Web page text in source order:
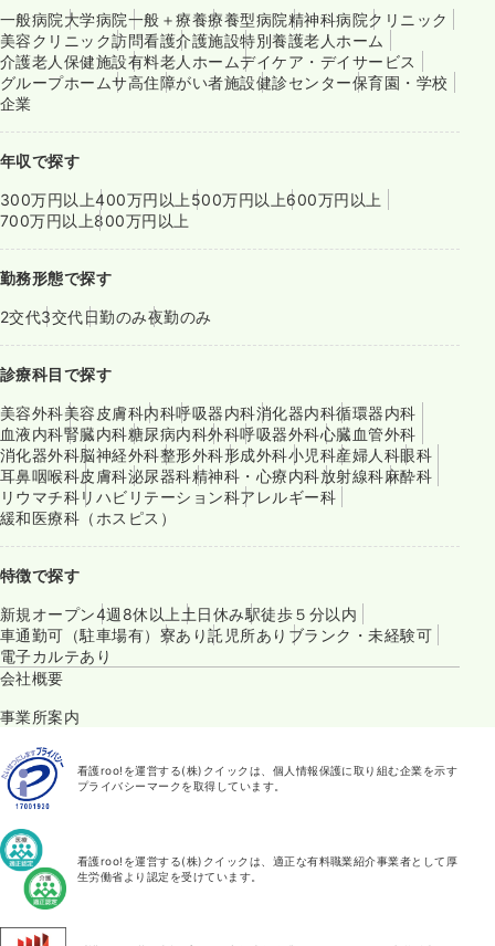
一般病院大学病院一般＋療養療養型病院精神科病院クリニック
美容クリニック訪問看護介護施設特別養護老人ホーム
介護老人保健施設有料老人ホームデイケア・デイサービス
グループホームサ高住障がい者施設健診センター保育園・学校
企業
年収で探す
300万円以上400万円以上 500万円以上600万円以上
700万円以上800万円以上
勤務形態で探す
2交代3交代日勤のみ夜勤のみ
診療科目で探す
美容外科美容皮膚科内科呼吸器内科消化器内科循環器内科
血液内科腎臓内科糖尿病内科外科呼吸器外科心臓血管外科
消化器外科脳神経外科整形外科形成外科小児科産婦人科眼科
耳鼻咽喉科皮膚科泌尿器科精神科・心療内科放射線科麻酔科
リウマチ科リハビリテーション科アレルギー科
緩和医療科（ホスピス）
特徴で探す
新規オープン4週8休以上 土日休み駅徒歩５分以内
車通勤可（駐車場有） 寮あり託児所あり ブランク・未経験可
電子カルテあり
会社概要
事業所案内
看護roo!を運営する(株)クイックは、個人情報保護に取り組む企業を示す
プライバシーマークを取得しています。
看護roo!を運営する(株)クイックは、適正な有料職業紹介事業者として厚
生労働省より認定を受けています。